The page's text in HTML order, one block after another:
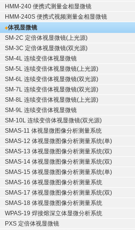
HMM-240 便携式测量金相显微镜
HMM-240S 便携式视频测量金相显微镜
体视显微镜
SM-2C 定倍体视显微镜(上光源)
SM-3C 定倍体视显微镜(双光源)
SM-4L 连续变倍体视显微镜
SM-5L 连续变倍体视显微镜(上光源)
SM-6L 连续变倍体视显微镜(双光源)
SM-7L 连续变倍体视显微镜(双光源)
SM-8L 连续变倍体视显微镜(上光源)
SM-9L 连续变倍体视显微镜
SM-10L 连续变倍体视显微镜(双光源)
SMAS-11 体视显微图像分析测量系统
SMAS-12 体视显微图像分析测量系统(单)
SMAS-13 体视显微图像分析测量系统(双)
SMAS-14 体视显微图像分析测量系统(双)
SMAS-15 体视显微图像分析测量系统(单)
SMAS-16 体视显微图像分析测量系统
SMAS-17 体视显微图像分析测量系统(双)
SMAS-18 体视显微图像分析测量系统
WPAS-19 焊接熔深立体显微分析系统
PXS 定倍体视显微镜